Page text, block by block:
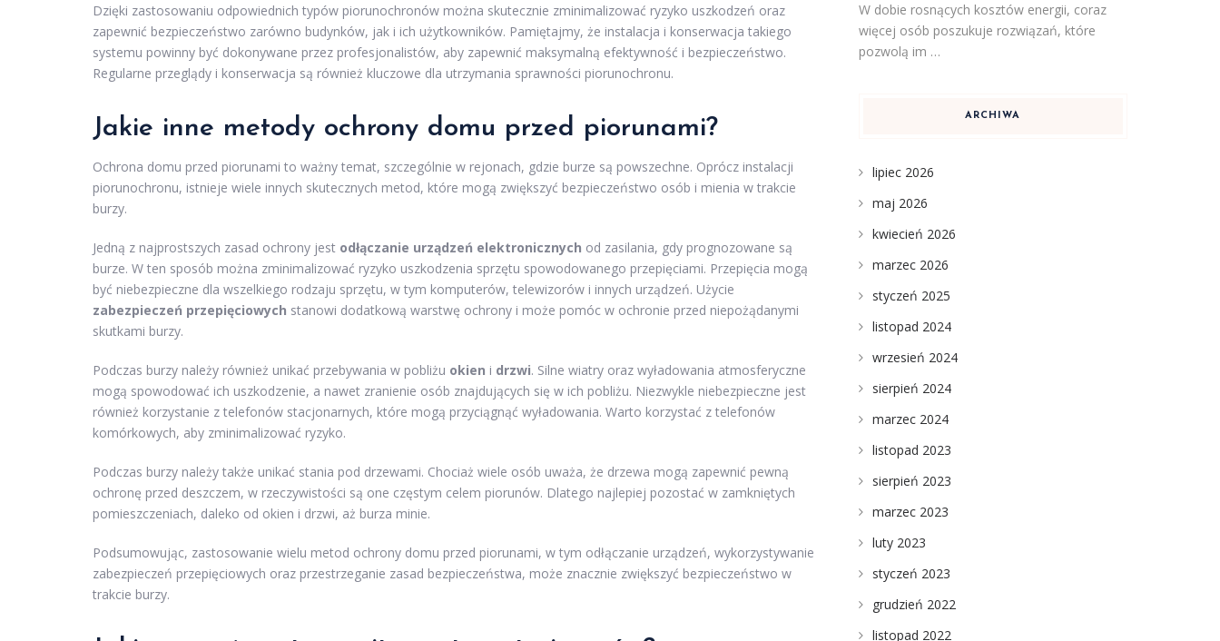
Dzięki zastosowaniu odpowiednich typów piorunochronów można skutecznie zminimalizować ryzyko uszkodzeń oraz
zapewnić bezpieczeństwo zarówno budynków, jak i ich użytkowników. Pamiętajmy, że instalacja i konserwacja takiego
systemu powinny być dokonywane przez profesjonalistów, aby zapewnić maksymalną efektywność i bezpieczeństwo.
Regularne przeglądy i konserwacja są również kluczowe dla utrzymania sprawności piorunochronu.
Jakie inne metody ochrony domu przed piorunami?
Ochrona domu przed piorunami to ważny temat, szczególnie w rejonach, gdzie burze są powszechne. Oprócz instalacji
piorunochronu, istnieje wiele innych skutecznych metod, które mogą zwiększyć bezpieczeństwo osób i mienia w trakcie
burzy.
Jedną z najprostszych zasad ochrony jest odłączanie urządzeń elektronicznych od zasilania, gdy prognozowane są
burze. W ten sposób można zminimalizować ryzyko uszkodzenia sprzętu spowodowanego przepięciami. Przepięcia mogą
być niebezpieczne dla wszelkiego rodzaju sprzętu, w tym komputerów, telewizorów i innych urządzeń. Użycie
zabezpieczeń przepięciowych stanowi dodatkową warstwę ochrony i może pomóc w ochronie przed niepożądanymi
skutkami burzy.
Podczas burzy należy również unikać przebywania w pobliżu okien i drzwi. Silne wiatry oraz wyładowania atmosferyczne
mogą spowodować ich uszkodzenie, a nawet zranienie osób znajdujących się w ich pobliżu. Niezwykle niebezpieczne jest
również korzystanie z telefonów stacjonarnych, które mogą przyciągnąć wyładowania. Warto korzystać z telefonów
komórkowych, aby zminimalizować ryzyko.
Podczas burzy należy także unikać stania pod drzewami. Chociaż wiele osób uważa, że drzewa mogą zapewnić pewną
ochronę przed deszczem, w rzeczywistości są one częstym celem piorunów. Dlatego najlepiej pozostać w zamkniętych
pomieszczeniach, daleko od okien i drzwi, aż burza minie.
Podsumowując, zastosowanie wielu metod ochrony domu przed piorunami, w tym odłączanie urządzeń, wykorzystywanie
zabezpieczeń przepięciowych oraz przestrzeganie zasad bezpieczeństwa, może znacznie zwiększyć bezpieczeństwo w
trakcie burzy.
W dobie rosnących kosztów energii, coraz
więcej osób poszukuje rozwiązań, które
pozwolą im …
ARCHIWA
lipiec 2026
maj 2026
kwiecień 2026
marzec 2026
styczeń 2025
listopad 2024
wrzesień 2024
sierpień 2024
marzec 2024
listopad 2023
sierpień 2023
marzec 2023
luty 2023
styczeń 2023
grudzień 2022
listopad 2022